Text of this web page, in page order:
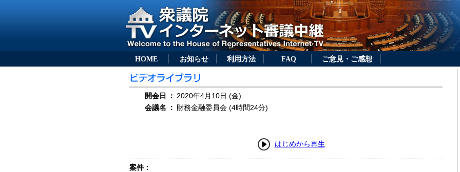
HOME お知らせ 利用方法 FAQ ご意見・ご感想
開会日 ： 2020年4月10日 (金)
会議名
： 財務金融委員会 (4時間24分)
はじめから再生
案件：